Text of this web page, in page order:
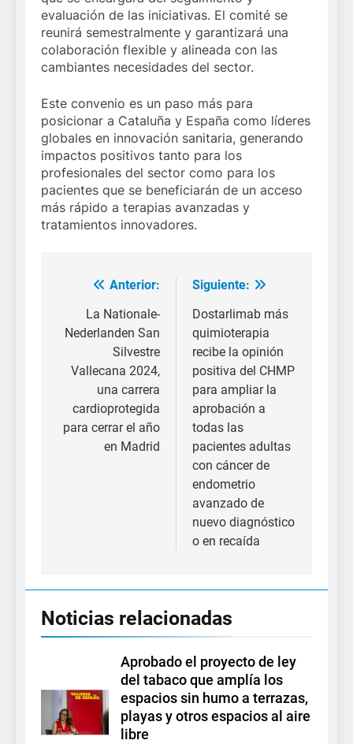
evaluación de las iniciativas. El comité se
reunirá semestralmente y garantizará una
colaboración flexible y alineada con las
cambiantes necesidades del sector.
Este convenio es un paso más para
posicionar a Cataluña y España como líderes
globales en innovación sanitaria, generando
impactos positivos tanto para los
profesionales del sector como para los
pacientes que se beneficiarán de un acceso
más rápido a terapias avanzadas y
tratamientos innovadores.
Navegación
entradas
Anterior:
La Nationale-
Nederlanden San
Silvestre
Vallecana 2024,
una carrera
cardioprotegida
para cerrar el año
en Madrid
Siguiente:
Dostarlimab más
quimioterapia
recibe la opinión
positiva del CHMP
para ampliar la
aprobación a
todas las
pacientes adultas
con cáncer de
endometrio
avanzado de
nuevo diagnóstico
o en recaída
Noticias relacionadas
Aprobado el proyecto de ley
del tabaco que amplía los
espacios sin humo a terrazas,
playas y otros espacios al aire
libre